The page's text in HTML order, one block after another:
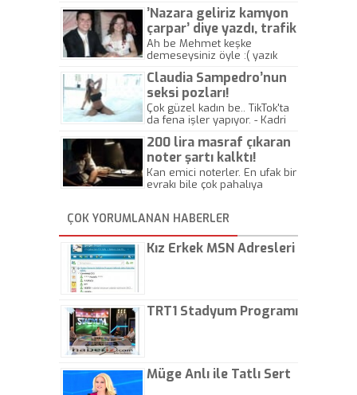
’Nazara geliriz kamyon
çarpar’ diye yazdı, trafik
kazasında öldü!
Ah be Mehmet keşke
demeseysiniz öyle :( yazık
Claudia Sampedro’nun
seksi pozları!
Çok güzel kadın be.. TikTok'ta
da fena işler yapıyor. - Kadri
200 lira masraf çıkaran
noter şartı kalktı!
Kan emici noterler. En ufak bir
evrakı bile çok pahalıya
kaptırıyorsunuz. - Kayhan
Gezenti
ÇOK YORUMLANAN HABERLER
Kız Erkek MSN Adresleri
TRT1 Stadyum Programı
Müge Anlı ile Tatlı Sert